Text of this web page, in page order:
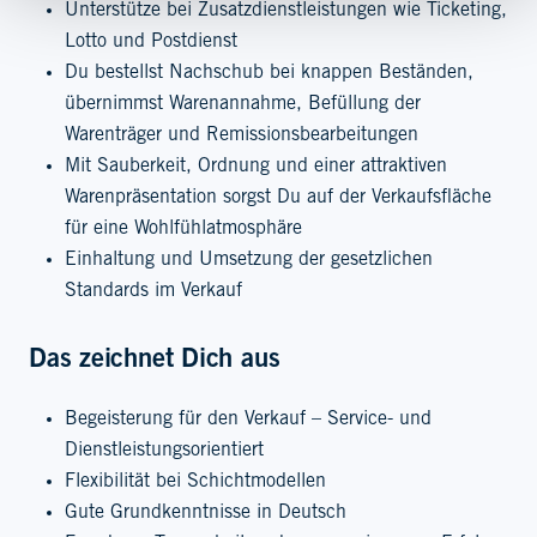
Unterstütze bei Zusatzdienstleistungen wie Ticketing,
Lotto und Postdienst
Du bestellst Nachschub bei knappen Beständen,
übernimmst Warenannahme, Befüllung der
Warenträger und Remissionsbearbeitungen
Mit Sauberkeit, Ordnung und einer attraktiven
Warenpräsentation sorgst Du auf der Verkaufsfläche
für eine Wohlfühlatmosphäre
Einhaltung und Umsetzung der gesetzlichen
Standards im Verkauf
Das zeichnet Dich aus
Begeisterung für den Verkauf – Service- und
Dienstleistungsorientiert
Flexibilität bei Schichtmodellen
Gute Grundkenntnisse in Deutsch